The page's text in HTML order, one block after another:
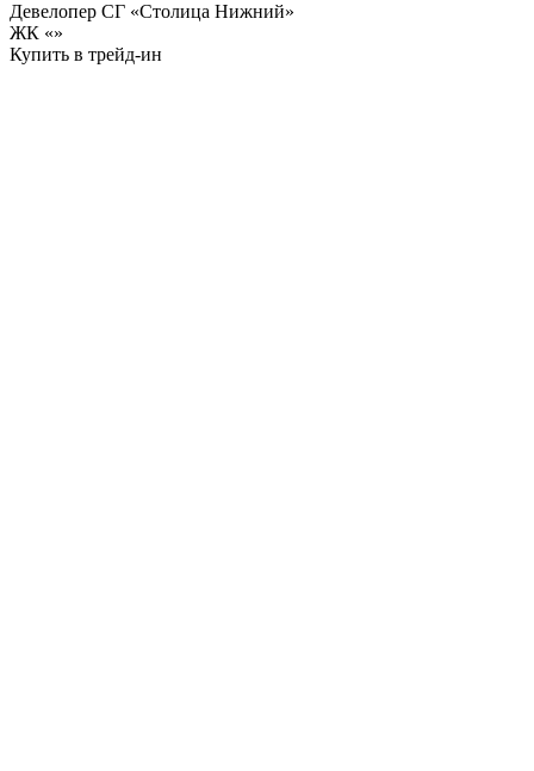
Девелопер СГ «Столица Нижний»
ЖК «»
Купить в трейд-ин